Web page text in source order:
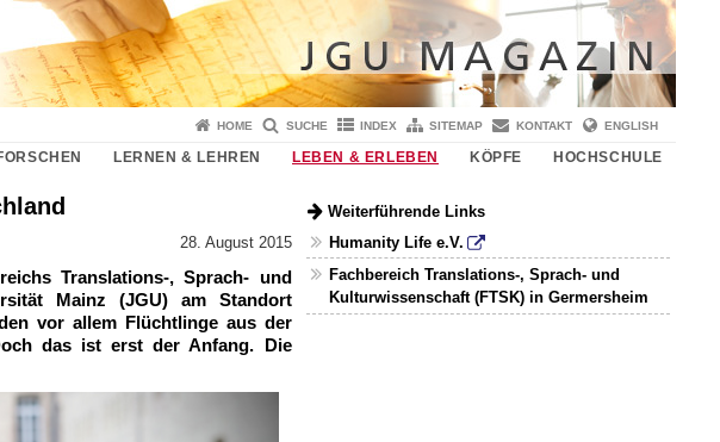
HOME SUCHE INDEX SITEMAP KONTAKT ENGLISH
LERNEN & LEHREN LEBEN & ERLEBEN KÖPFE HOCHSCHULE
28. August 2015
Translations-, Sprach- und
Mainz (JGU) am Standort
vor allem Flüchtlinge aus der
das ist erst der Anfang. Die
Weiterführende Links
Humanity Life e.V.
Fachbereich Translations-, Sprach- und
Kulturwissenschaft (FTSK) in Germersheim